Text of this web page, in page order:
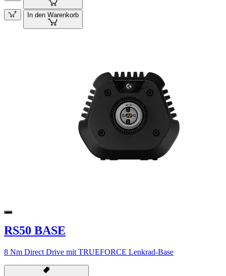
In den Warenkorb
RS50 BASE
8 Nm Direct Drive mit TRUEFORCE Lenkrad-Base